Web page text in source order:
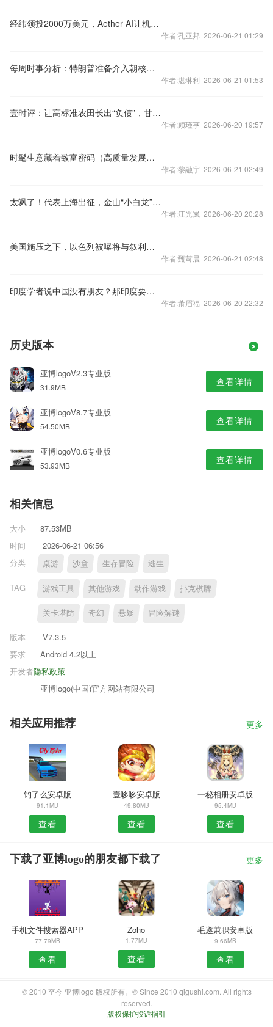
经纬领投2000万美元，Aether AI让机器人学会举一反三｜甲子光年
作者:孔亚邦 2026-06-21 01:29
每周时事分析：特朗普准备介入朝核问题
作者:湛琳利 2026-06-21 01:53
壹时评：让高标准农田长出“负债”，甘肃临泽真伤农！
作者:顾瑾亨 2026-06-20 19:57
时髦生意藏着致富密码（高质量发展在一线·小城宝藏）
作者:黎融宇 2026-06-21 02:49
太飒了！代表上海出征，金山“小白龙”舞了个全国一等奖
作者:汪光岚 2026-06-20 20:28
美国施压之下，以色列被曝将与叙利亚恢复谈判
作者:甄苛晨 2026-06-21 02:48
印度学者说中国没有朋友？那印度要不要做中国朋友呢？
作者:萧眉福 2026-06-20 22:32
历史版本
亚博logoV2.3专业版
31.9MB 查看详情
亚博logoV8.7专业版
54.50MB 查看详情
亚博logoV0.6专业版
53.93MB 查看详情
相关信息
大小
87.53MB
时间
2026-06-21 06:56
分类
桌游 沙盒 生存冒险 逃生
TAG 游戏工具 其他游戏 动作游戏 扑克棋牌
关卡塔防 奇幻 悬疑 冒险解谜
版本
V7.3.5
要求
Android 4.2以上
隐私政策
开发者
亚博logo(中国)官方网站有限公司
相关应用推荐 更多
钓了么安卓版
91.1MB
查看
壹哆哆安卓版
49.80MB
查看
一秘相册安卓版
95.4MB
查看
下载了亚博logo的朋友都下载了 更多
手机文件搜索器APP
77.79MB
查看
Zoho
1.77MB
查看
毛遂兼职安卓版
9.66MB
查看
© 2010 至今 亚博logo 版权所有。© Since 2010 qigushi.com. All rights
reserved.
版权保护投诉指引